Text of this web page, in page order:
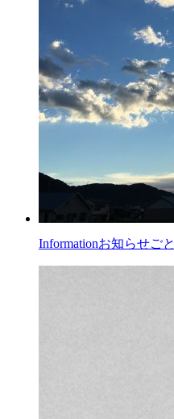
Informationお知らせごと